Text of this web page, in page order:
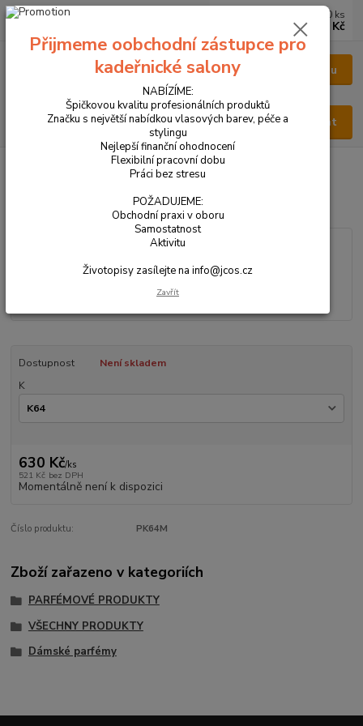
Menu
Hledat
0 ks
0 Kč
VŠECHNY PRODUKTY PARFÉM DÁMSKÝ 50ml
PARFÉM DÁMSKÝ 50ml
Dostupnost
Není skladem
K
630 Kč/ks
521 Kč bez DPH
Momentálně není k dispozici
Číslo produktu: PK64M
Zboží zařazeno v kategoriích
PARFÉMOVÉ PRODUKTY
VŠECHNY PRODUKTY
Dámské parfémy
Přijmeme oobchodní zástupce pro
kadeřnické salony
NABÍZÍME:
Špičkovou kvalitu profesionálních produktů
Značku s největší nabídkou vlasových barev, péče a
stylingu
Nejlepší finanční ohodnocení
Flexibilní pracovní dobu
Práci bez stresu
POŽADUJEME:
Obchodní praxi v oboru
Samostatnost
Aktivitu
Životopisy zasílejte na info@jcos.cz
Zavřít